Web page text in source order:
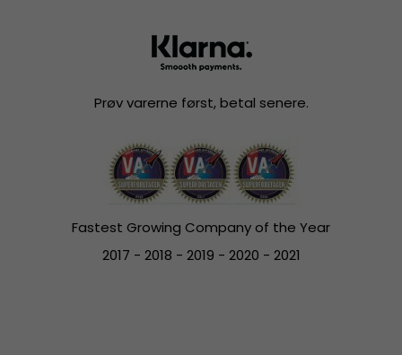
Prøv varerne først, betal senere.
Fastest Growing Company of the Year
2017 - 2018 - 2019 - 2020 - 2021